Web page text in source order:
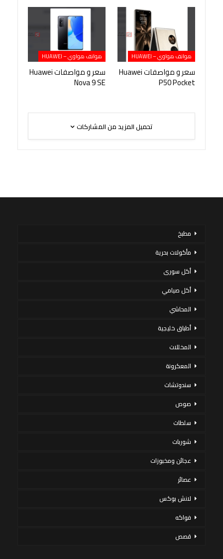
هواتف هواوي – HUAWEI
سعر و مواصفات Huawei
P50 Pocket
هواتف هواوي – HUAWEI
سعر و مواصفات Huawei
Nova 9 SE
تحميل المزيد من المشاركات
مطبخ
مأكولات بحرية
أكل سورى
أكل صيامي
المحاشي
أطباق خليجية
المخللات
المعكرونة
سندوتشات
صوص
سلطات
شوربات
عجائن ومخبوزات
عصائر
لانش بوكس
فواكه
قصص